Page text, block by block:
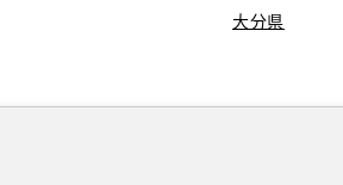
大分県